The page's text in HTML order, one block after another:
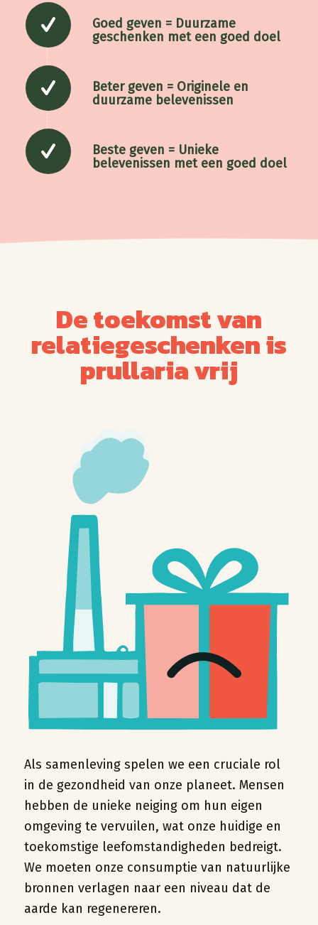
Goed geven = Duurzame
geschenken met een goed doel
Beter geven = Originele en
duurzame belevenissen
Beste geven = Unieke
belevenissen met een goed doel
De toekomst van
relatiegeschenken is
prullaria vrij
Als samenleving spelen we een cruciale rol
in de gezondheid van onze planeet. Mensen
hebben de unieke neiging om hun eigen
omgeving te vervuilen, wat onze huidige en
toekomstige leefomstandigheden bedreigt.
We moeten onze consumptie van natuurlijke
bronnen verlagen naar een niveau dat de
aarde kan regenereren.